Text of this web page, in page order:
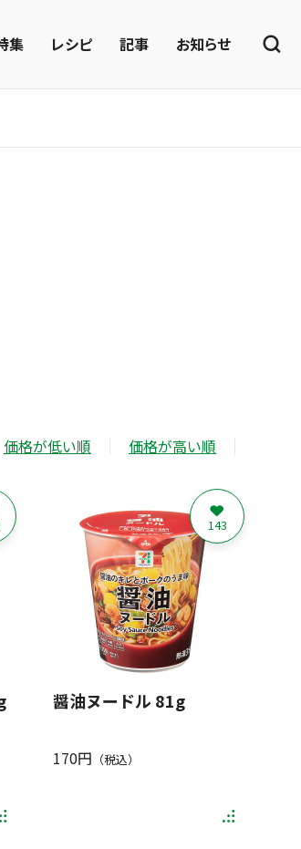
集 レシピ 記事 お知らせ
価格が低い順 価格が高い順
醤油ヌードル 81g
170円 （税込）
143